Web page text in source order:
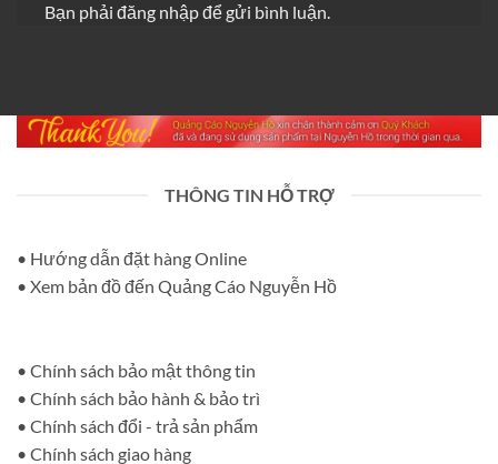
Bạn phải đăng nhậpđể gửi bình luận.
THÔNG TIN HỖ TRỢ
• Hướng dẫn đặt hàng Online
• Xem bản đồ đến Quảng Cáo Nguyễn Hồ
• Chính sách bảo mật thông tin
• Chính sách bảo hành & bảo trì
• Chính sách đổi - trả sản phẩm
• Chính sách giao hàng